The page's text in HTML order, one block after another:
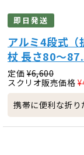
即日発送
アルミ4段式（
杖 長さ80～
定価 ¥6,600
スクリオ販売価格 ¥
携帯に便利な折り